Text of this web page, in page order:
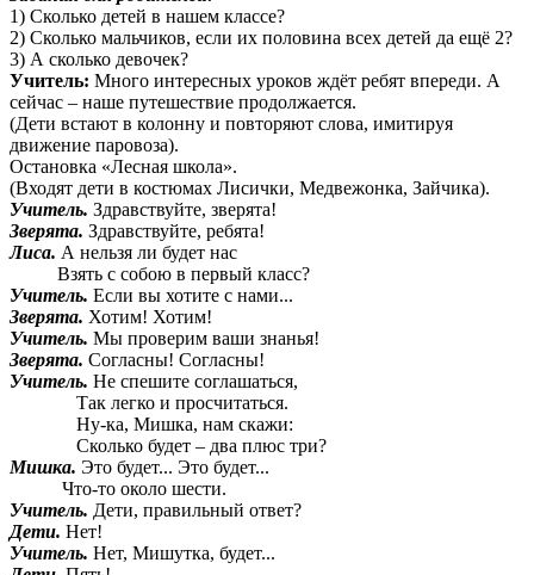
1) Сколько детей в нашем классе?
2) Сколько мальчиков, если их половина всех детей да ещё 2?
3) А сколько девочек?
Учитель: Много интересных уроков ждёт ребят впереди. А
сейчас – наше путешествие продолжается.
(Дети встают в колонну и повторяют слова, имитируя
движение паровоза).
Остановка «Лесная школа».
(Входят дети в костюмах Лисички, Медвежонка, Зайчика).
Учитель. Здравствуйте, зверята!
Зверята. Здравствуйте, ребята!
Лиса. А нельзя ли будет нас
Взять с собою в первый класс?
Учитель. Если вы хотите с нами...
Зверята. Хотим! Хотим!
Учитель. Мы проверим ваши знанья!
Зверята. Согласны! Согласны!
Учитель. Не спешите соглашаться,
Так легко и просчитаться.
Ну-ка, Мишка, нам скажи:
Сколько будет – два плюс три?
Мишка. Это будет... Это будет...
Что-то около шести.
Учитель. Дети, правильный ответ?
Дети. Нет!
Учитель. Нет, Мишутка, будет...